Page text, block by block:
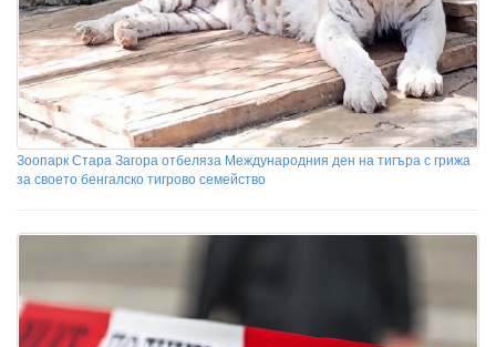
Зоопарк Стара Загора отбеляза Международния ден на тигъра с грижа
за своето бенгалско тигрово семейство